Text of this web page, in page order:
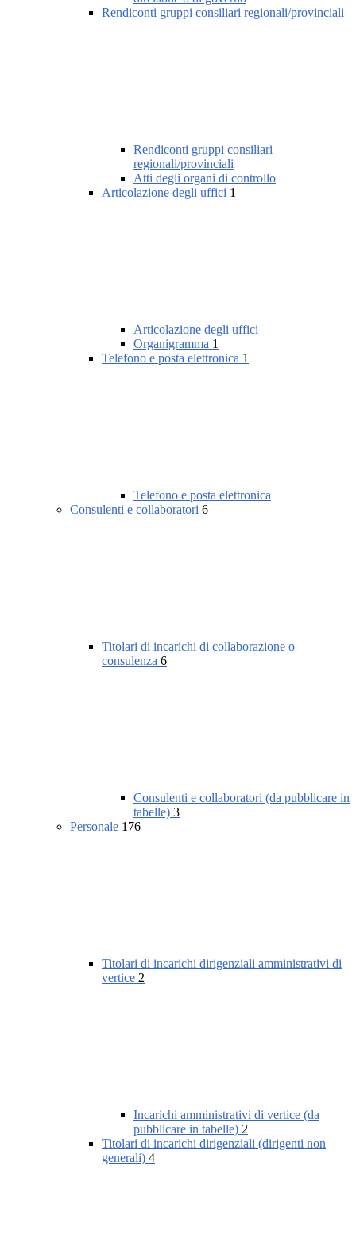
Rendiconti gruppi consiliari regionali/provinciali
Rendiconti gruppi consiliari
regionali/provinciali
Atti degli organi di controllo
Articolazione degli uffici 1
Articolazione degli uffici
Organigramma 1
Telefono e posta elettronica 1
Telefono e posta elettronica
Consulenti e collaboratori 6
Titolari di incarichi di collaborazione o
consulenza 6
Consulenti e collaboratori (da pubblicare in
tabelle) 3
Personale 176
Titolari di incarichi dirigenziali amministrativi di
vertice 2
Incarichi amministrativi di vertice (da
pubblicare in tabelle) 2
Titolari di incarichi dirigenziali (dirigenti non
generali) 4